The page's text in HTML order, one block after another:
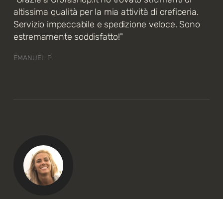
estremamente soddisfatto!"
EMANUEL P.
"Come nail artist, ho trovato su Orofashop.it gli